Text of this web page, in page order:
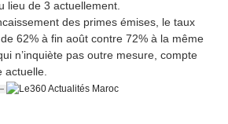
lieu de 3 actuellement.
des primes émises, le taux
62% à fin août contre 72% à la même
n’inquiète pas outre mesure, compte
actuelle.